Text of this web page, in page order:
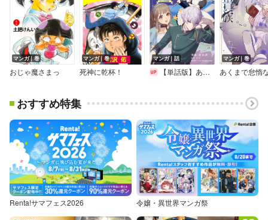
マンガ｜巻
おじゃ魔さまっ
マンガ｜巻
死神に乾杯！
マンガ｜話
【単話版】あくまで怠惰な悪役貴族＠COMIC
マンガ｜巻
おすすめ特集
Renta!サマフェス2026 令嬢・異世界マンガ祭